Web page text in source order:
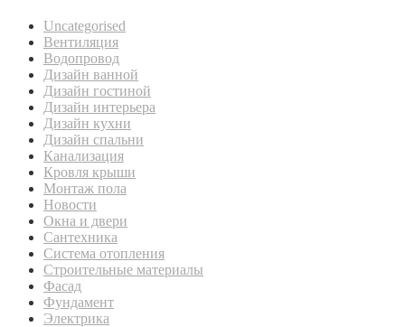
Uncategorised
Вентиляция
Водопровод
Дизайн ванной
Дизайн гостиной
Дизайн интерьера
Дизайн кухни
Дизайн спальни
Канализация
Кровля крыши
Монтаж пола
Новости
Окна и двери
Сантехника
Система отопления
Строительные материалы
Фасад
Фундамент
Электрика